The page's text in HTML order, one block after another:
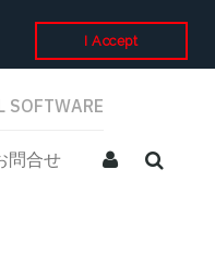
I Accept
SOFTWARE
問合せ